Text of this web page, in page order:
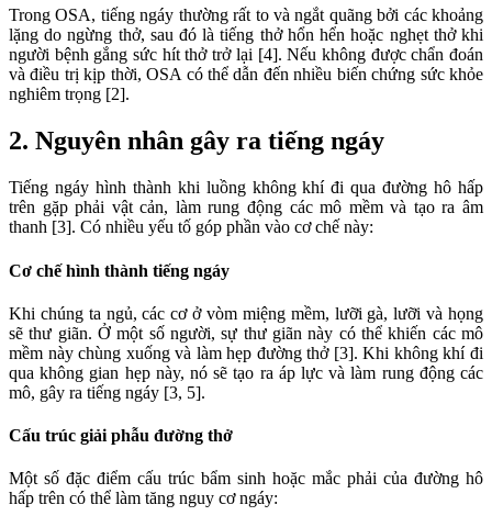
Trong OSA, tiếng ngáy thường rất to và ngắt quãng bởi các khoảng
lặng do ngừng thở, sau đó là tiếng thở hổn hển hoặc nghẹt thở khi
người bệnh gắng sức hít thở trở lại [4]. Nếu không được chẩn đoán
và điều trị kịp thời, OSA có thể dẫn đến nhiều biến chứng sức khỏe
nghiêm trọng [2].
2. Nguyên nhân gây ra tiếng ngáy
Tiếng ngáy hình thành khi luồng không khí đi qua đường hô hấp
trên gặp phải vật cản, làm rung động các mô mềm và tạo ra âm
thanh [3]. Có nhiều yếu tố góp phần vào cơ chế này:
Cơ chế hình thành tiếng ngáy
Khi chúng ta ngủ, các cơ ở vòm miệng mềm, lưỡi gà, lưỡi và họng
sẽ thư giãn. Ở một số người, sự thư giãn này có thể khiến các mô
mềm này chùng xuống và làm hẹp đường thở [3]. Khi không khí đi
qua không gian hẹp này, nó sẽ tạo ra áp lực và làm rung động các
mô, gây ra tiếng ngáy [3, 5].
Cấu trúc giải phẫu đường thở
Một số đặc điểm cấu trúc bẩm sinh hoặc mắc phải của đường hô
hấp trên có thể làm tăng nguy cơ ngáy: